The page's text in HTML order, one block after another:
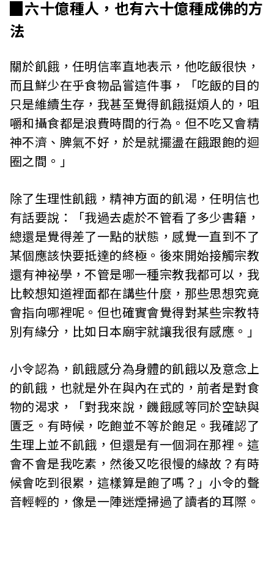
i
a
t
i
o
n
o
f
T
a
i
w
a
▉六十億種人，也有六十億種成佛的方
法
關於飢餓，任明信率直地表示，他吃飯很快，
而且鮮少在乎食物品嘗這件事，「吃飯的目的
只是維續生存，我甚至覺得飢餓挺煩人的，咀
嚼和攝食都是浪費時間的行為。但不吃又會精
神不濟、脾氣不好，於是就擺盪在餓跟飽的迴
圈之間。」
除了生理性飢餓，精神方面的飢渴，任明信也
有話要說：「我過去處於不管看了多少書籍，
總還是覺得差了一點的狀態，感覺一直到不了
某個應該快要抵達的終極。後來開始接觸宗教
還有神祕學，不管是哪一種宗教我都可以，我
比較想知道裡面都在講些什麼，那些思想究竟
會指向哪裡呢。但也確實會覺得對某些宗教特
別有緣分，比如日本廟宇就讓我很有感應。」
小令認為，飢餓感分為身體的飢餓以及意念上
的飢餓，也就是外在與內在式的，前者是對食
物的渴求，「對我來說，饑餓感等同於空缺與
匱乏。有時候，吃飽並不等於飽足。我確認了
生理上並不飢餓，但還是有一個洞在那裡。這
會不會是我吃素，然後又吃很慢的緣故？有時
候會吃到很累，這樣算是飽了嗎？」小令的聲
音輕輕的，像是一陣迷煙掃過了讀者的耳際。